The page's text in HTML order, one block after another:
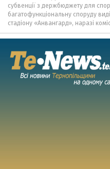
субвенції з держбюджету для
багатофункціональну споруду
стадіону «Анвангард», наразі